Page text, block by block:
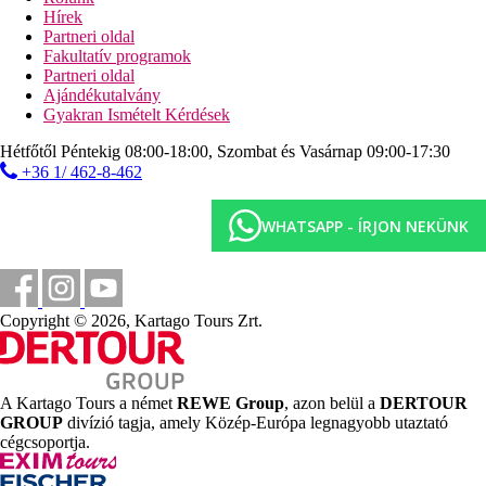
strandröplabda
darts
aerobic
aqua aerobic
Sport és szórakozás térítés ellenében
masszázs
szépségápolási kezelések
biliárd
motorizált és nem motorizált vízi sportok a strandon (helyi
Ellátás
Ultra All Inclusive: minden étkezés büférendszerben,
reggeli későn kelőknek 10:00 és 11:00 óra között, éjféli
büfé 23:30 és 07:00 óra között, snack-ételek 10:00 és
16:30 óra között, vacsora az a'la carte-éttermek egyikében
(bbq, török, tengergyümölcsei) 19:00 és 20:00 óra között
(előzetes foglalás szükséges), egyes helyi alkoholos és
alkoholmentes italok egész nap. Az Ultra All Inclusive
szállodák szolgáltatásai bizonyos részletekben
szállodánként eltérhetnek.
Hírek
Partneri oldal
Fakultatív programok
Partneri oldal
Ajándékutalvány
Gyakran Ismételt Kérdések
Hétfőtől Péntekig 08:00-18:00, Szombat és Vasárnap 09:00-17:30
+36 1/ 462-8-462
WHATSAPP - ÍRJON NEKÜNK
Copyright © 2026, Kartago Tours Zrt.
A Kartago Tours a német REWE Group, azon belül a DERTOUR
GROUP divízió tagja, amely Közép-Európa legnagyobb utaztató
cégcsoportja.